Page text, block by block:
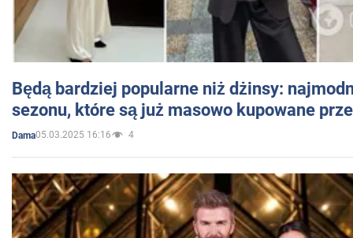
Będą bardziej popularne niż dżinsy:
sezonu, które są już masowo kupowane
Dama05.03.2025 16:16 4